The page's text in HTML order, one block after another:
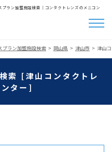
プラン加盟施設検索│コンタクトレンズのメニコン
プラン加盟施設検索 岡山県 津山市 津山
索 [津山コンタクトレ
ター]